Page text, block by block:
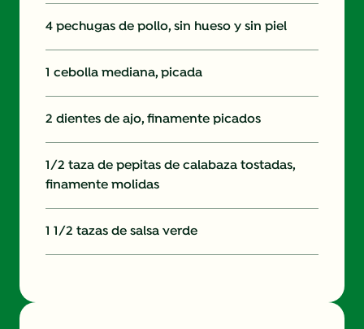
4 pechugas de pollo, sin hueso y sin piel
1 cebolla mediana, picada
2 dientes de ajo, finamente picados
1/2 taza de pepitas de calabaza tostadas,
finamente molidas
1 1/2 tazas de salsa verde